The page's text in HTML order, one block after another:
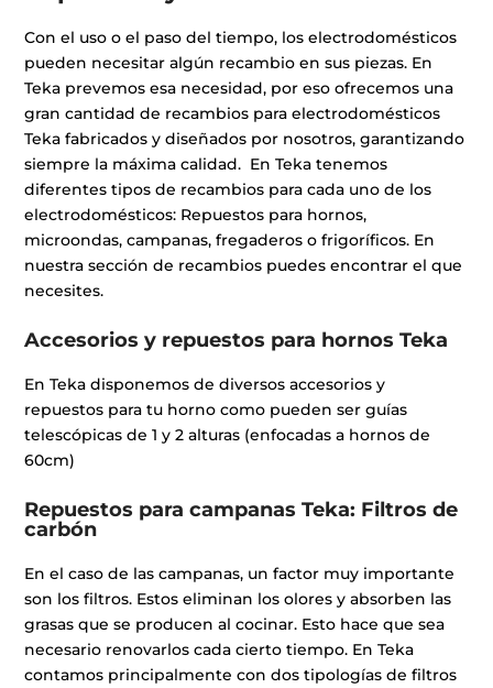
Con el uso o el paso del tiempo, los electrodomésticos
pueden necesitar algún recambio en sus piezas. En
Teka prevemos esa necesidad, por eso ofrecemos una
gran cantidad de recambios para electrodomésticos
Teka fabricados y diseñados por nosotros, garantizando
siempre la máxima calidad. En Teka tenemos
diferentes tipos de recambios para cada uno de los
electrodomésticos: Repuestos para hornos,
microondas, campanas, fregaderos o frigoríficos. En
nuestra sección de recambios puedes encontrar el que
necesites.
Accesorios y repuestos para hornos Teka
En Teka disponemos de diversos accesorios y
repuestos para tu horno como pueden ser guías
telescópicas de 1 y 2 alturas (enfocadas a hornos de
60cm)
Repuestos para campanas Teka: Filtros de
carbón
En el caso de las campanas, un factor muy importante
son los filtros. Estos eliminan los olores y absorben las
grasas que se producen al cocinar. Esto hace que sea
necesario renovarlos cada cierto tiempo. En Teka
contamos principalmente con dos tipologías de filtros